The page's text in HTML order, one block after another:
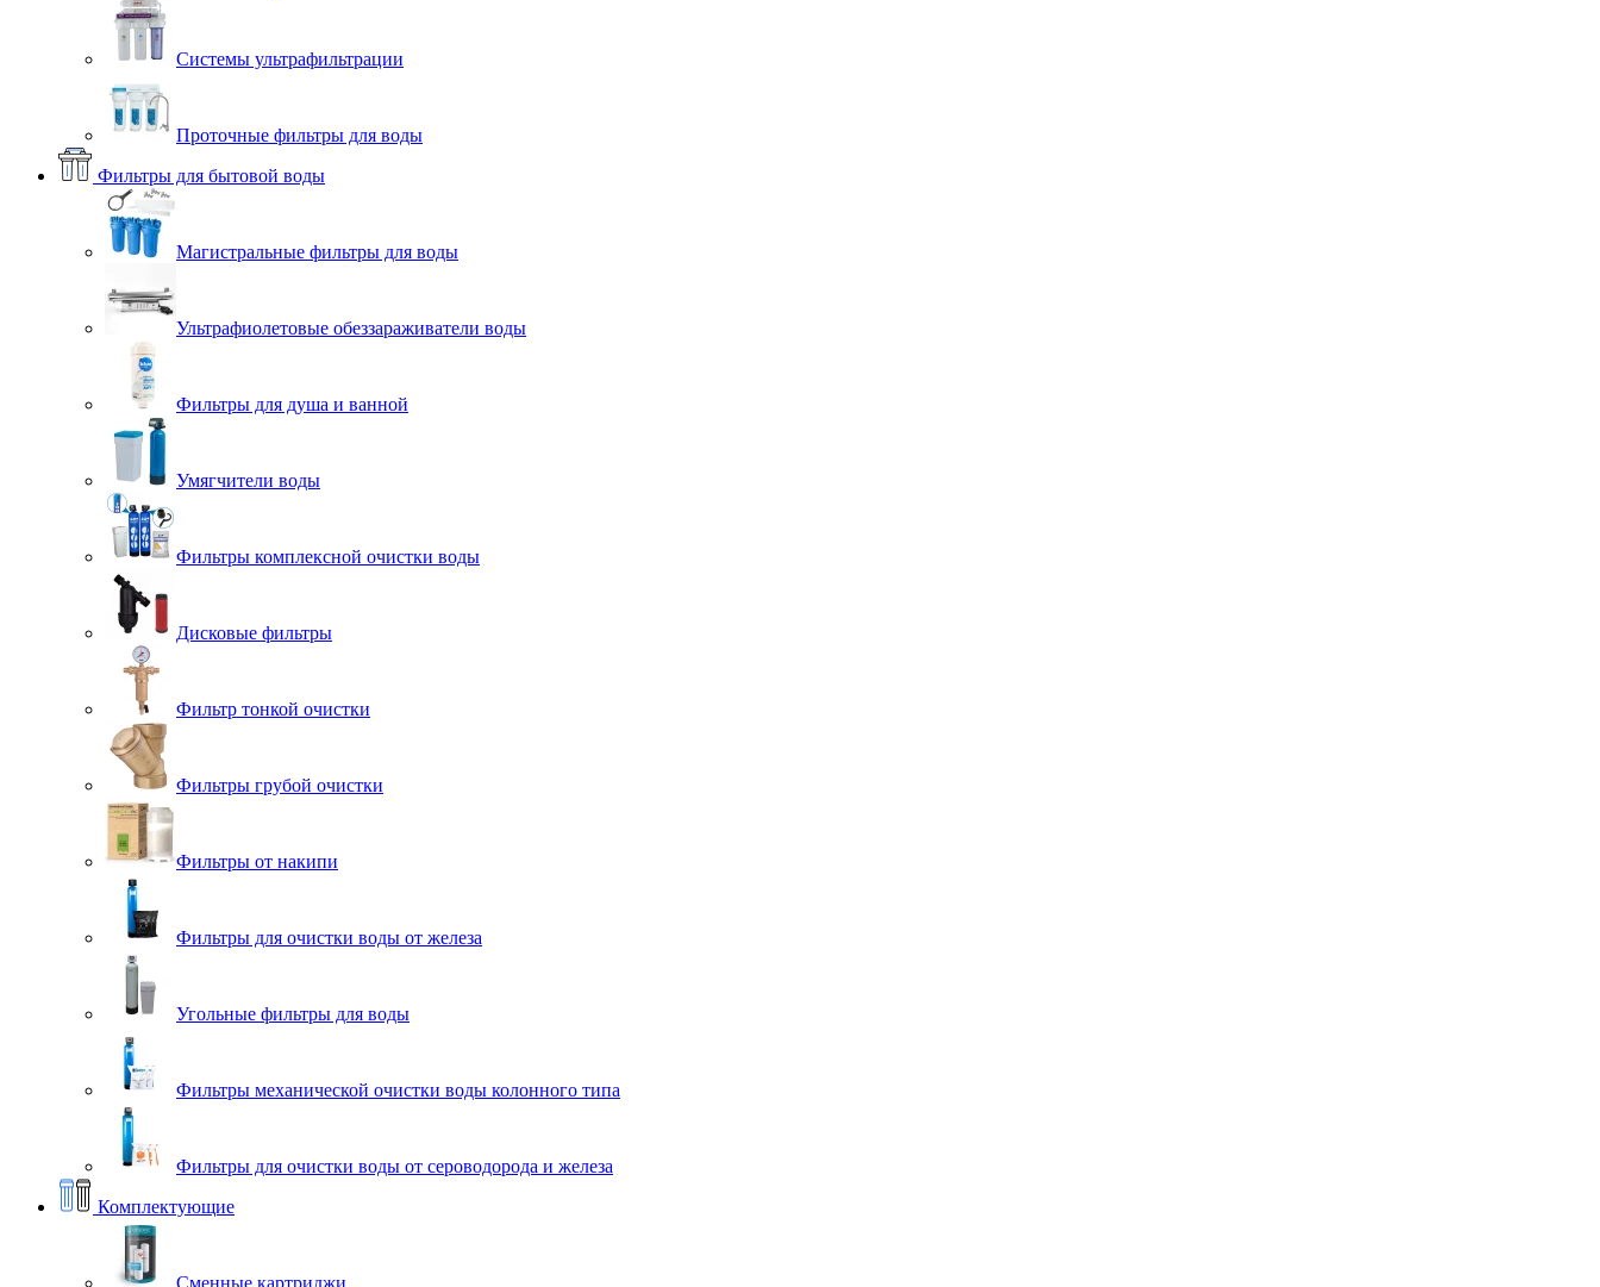
Системы ультрафильтрации
Проточные фильтры для воды
Фильтры для бытовой воды
Магистральные фильтры для воды
Ультрафиолетовые обеззараживатели воды
Фильтры для душа и ванной
Умягчители воды
Фильтры комплексной очистки воды
Дисковые фильтры
Фильтр тонкой очистки
Фильтры грубой очистки
Фильтры от накипи
Фильтры для очистки воды от железа
Угольные фильтры для воды
Фильтры механической очистки воды колонного типа
Фильтры для очистки воды от сероводорода и железа
Комплектующие
Сменные картриджи